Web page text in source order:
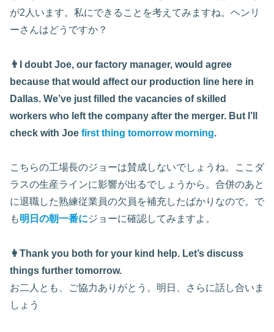
が2人います。私にできることを考えてみますね。ヘンリ
ーさんはどうですか？
👨I doubt Joe, our factory manager, would agree
because that would affect our production line here in
Dallas. We’ve just filled the vacancies of skilled
workers who left the company after the merger. But I’ll
check with Joe first thing tomorrow morning.
こちらの工場長のジョーは賛成しないでしょうね。ここダ
ラスの生産ラインに影響が出るでしょうから。合併のあと
に退職した熟練従業員の欠員を補充したばかりなので。で
も明日の朝一番にジョーに確認してみますよ。
👩Thank you both for your kind help. Let’s discuss
things further tomorrow.
お二人とも、ご協力ありがとう。明日、さらに話し合いま
しょう